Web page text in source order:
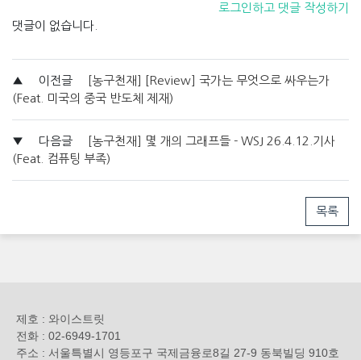
로그인하고 댓글 작성하기
댓글이 없습니다.
▲ 이전글
[농구천재] [Review] 국가는 무엇으로 싸우는가
(Feat. 미국의 중국 반도체 제재)
▼ 다음글
[농구천재] 몇 개의 그래프들 - WSJ 26.4.12.기사
(Feat. 컴퓨팅 부족)
목록
제호 : 와이스트릿
전화 : 02-6949-1701
주소 : 서울특별시 영등포구 국제금융로8길 27-9 동북빌딩 910호